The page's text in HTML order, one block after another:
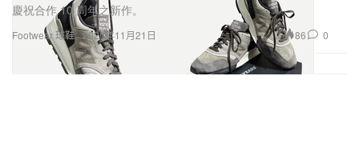
Footwear 球鞋
慶祝合作 10 周年之新作。
2020年11月21日 86 0